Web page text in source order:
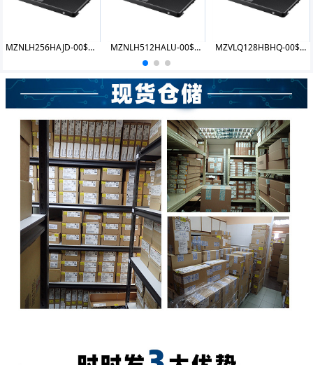
MZNLH256HAJD-00$00/07 PM881 256GB SSD MZNLH512HALU-00$00/07 PM881 512GB SSD MZVLQ128HBHQ-00$00 PM991 128GB SSD